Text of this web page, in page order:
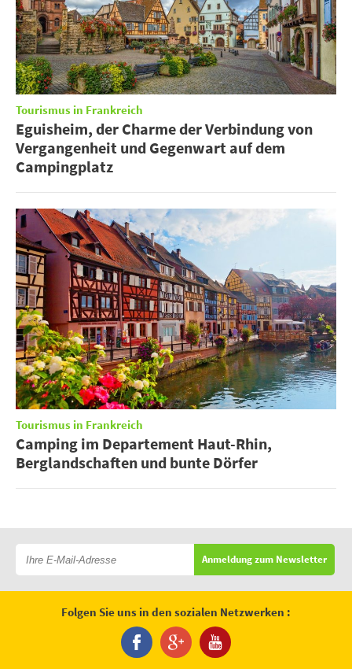
Tourismus in Frankreich
Eguisheim, der Charme der Verbindung von
Vergangenheit und Gegenwart auf dem
Campingplatz
Tourismus in Frankreich
Camping im Departement Haut-Rhin,
Berglandschaften und bunte Dörfer
Anmeldung zum Newsletter
Folgen Sie uns in den sozialen Netzwerken :